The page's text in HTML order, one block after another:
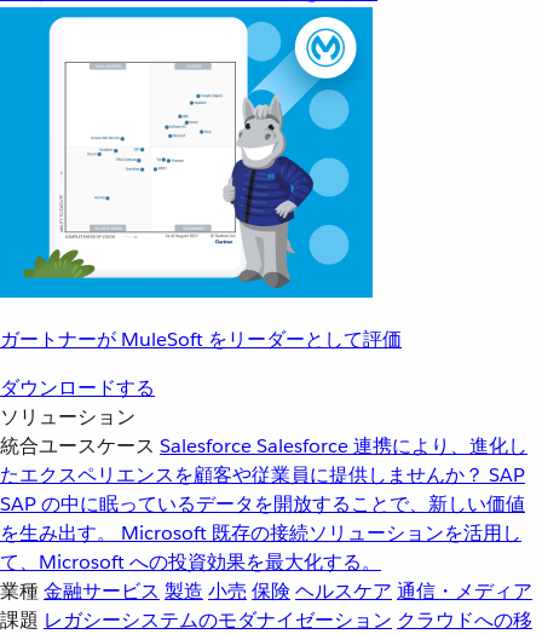
ガートナーが MuleSoft をリーダーとして評価
ダウンロードする
ソリューション
統合ユースケース SalesforceSalesforce 連携により、進化し
たエクスペリエンスを顧客や従業員に提供しませんか？ SAP
SAP の中に眠っているデータを開放することで、新しい価値
を生み出す。
Microsoft 既存の接続ソリューションを活用し
て、Microsoft への投資効果を最大化する。
業種金融サービス 製造 小売 保険 ヘルスケア 通信・メディア
課題 レガシーシステムのモダナイゼーション クラウドへの移